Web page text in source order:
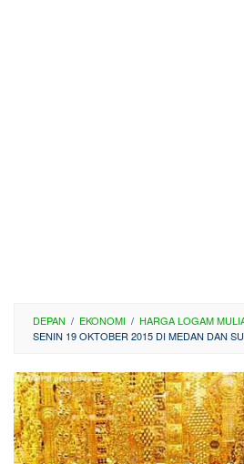
DEPAN / EKONOMI / HARGA LOGAM
SENIN 19 OKTOBER 2015 DI MEDAN DAN